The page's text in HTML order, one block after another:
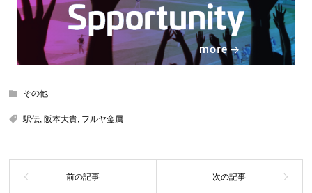
その他
駅伝, 阪本大貴, フルヤ金属